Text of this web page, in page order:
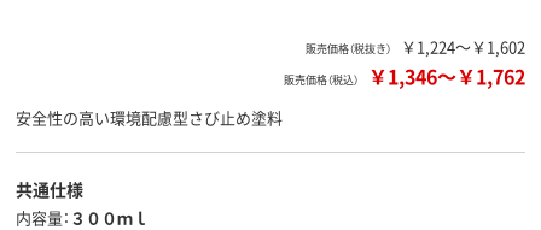
販売価格（税抜き） ￥1,224～￥1,602
販売価格（税込） ￥1,346～￥1,762
安全性の高い環境配慮型さび止め塗料
共通仕様
内容量 ３００ｍｌ